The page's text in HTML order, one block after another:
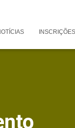
INSCRIÇÕES